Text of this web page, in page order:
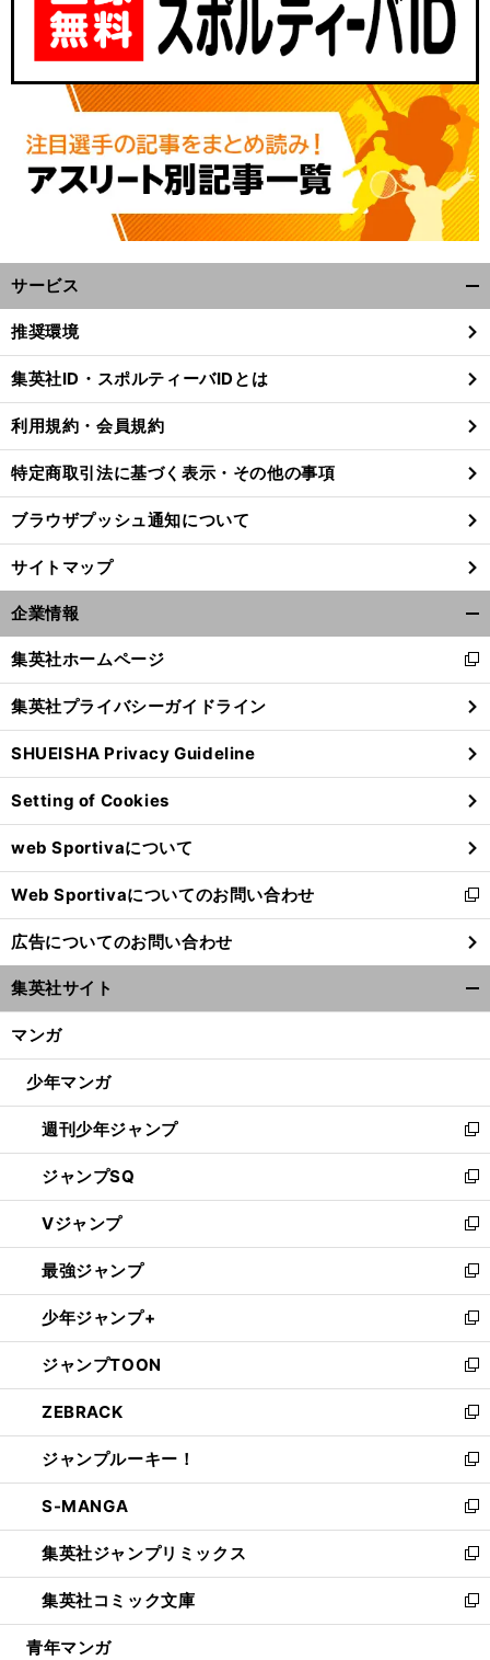
】
、 ？
サービス
閉
る
推奨環境
集英社ID・スポルティーバIDとは
利用規約・会員規約
特定商取引法に基づく表示・その他の事項
ブラウザプッシュ通知について
サイトマップ
企業情報
閉
る
集英社ホームページ
新
し
い
ウ
ィ
ン
ド
ウ
で
開
く
集英社プライバシーガイドライン
SHUEISHA Privacy Guideline
Setting of Cookies
web Sportivaについて
Web Sportivaについてのお問い合わせ
新
し
い
ウ
ィ
ン
ウ
開
く
広告についてのお問い合わせ
集英社サイト
マンガ
少年マンガ
週刊少年ジャンプ
新
し
い
ウ
ィ
ン
ド
ウ
で
開
く
ジャンプSQ
新
し
い
ウ
ィ
ン
ド
ウ
で
開
く
Vジャンプ
新
し
い
ウ
ィ
ン
ド
ウ
で
開
く
最強ジャンプ
新
し
い
ウ
ィ
ン
ド
ウ
で
開
く
少年ジャンプ+
新
し
い
ウ
ィ
ン
ド
ウ
で
開
く
ジャンプTOON
新
し
い
ウ
ィ
ン
ド
ウ
で
開
く
ZEBRACK
新
し
い
ウ
ィ
ン
ド
ウ
で
開
ジャンプルーキー！
新
し
い
ウ
ィ
ン
ド
ウ
S-MANGA
新
し
い
ウ
ィ
ン
集英社ジャンプリミックス
新
し
い
ウ
集英社コミック文庫
新
し
青年マンガ